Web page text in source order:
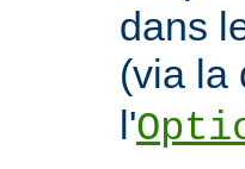
dans
(via la
l'